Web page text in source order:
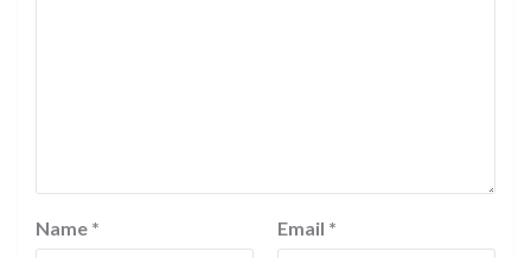
Name * Email *